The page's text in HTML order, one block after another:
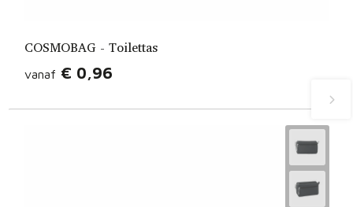
COSMOBAG - Toilettas
vanaf € 0,96